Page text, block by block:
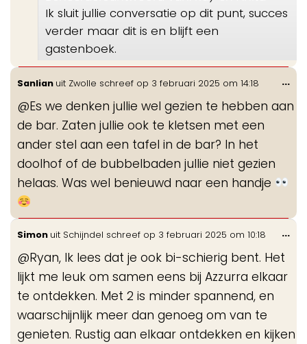
Ik sluit jullie conversatie op dit punt, succes
verder maar dit is en blijft een
gastenboek.
Sanlian uit Zwolle schreef op 3 februari 2025 om 14:18
@Es we denken jullie wel gezien te hebben aan
de bar. Zaten jullie ook te kletsen met een
ander stel aan een tafel in de bar? In het
doolhof of de bubbelbaden jullie niet gezien
helaas. Was wel benieuwd naar een handje
...
Simon uit Schijndel schreef op 3 februari 2025 om 10:18
@Ryan, Ik lees dat je ook bi-schierig bent. Het
lijkt me leuk om samen eens bij Azzurra elkaar
te ontdekken. Met 2 is minder spannend, en
waarschijnlijk meer dan genoeg om van te
genieten. Rustig aan elkaar ontdekken en kijken
...